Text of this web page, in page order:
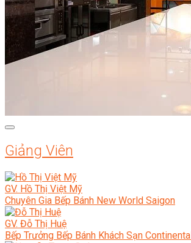
Giảng Viên
GV. Hồ Thị Việt Mỹ
Chuyên Gia Bếp Bánh New World Saigon
GV. Đỗ Thị Huệ
Bếp Trưởng Bếp Bánh Khách Sạn Continental